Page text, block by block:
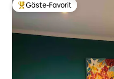
Beliebter Gäste-Favorit.
Gäste-Favorit